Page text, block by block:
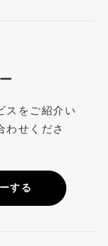
スをご紹介い
わせくださ
する